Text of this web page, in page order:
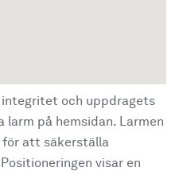
integritet och uppdragets
på hemsidan. Larmen
för att säkerställa
visar en